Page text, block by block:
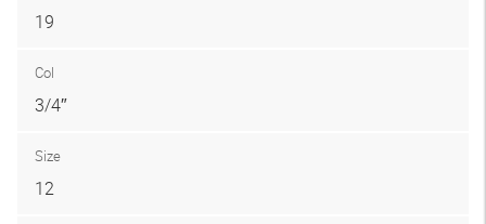
19
Col
3/4″
Size
12